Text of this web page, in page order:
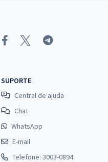
SUPORTE
Central de ajuda
Chat
WhatsApp
E-mail
Telefone: 3003-0894